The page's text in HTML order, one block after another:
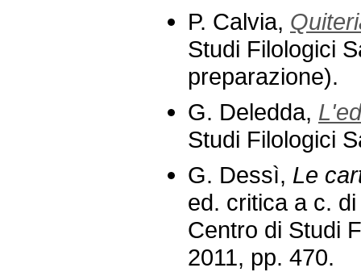
P. Calvia,
Studi Filologici
preparazione).
G. Deledda,
Studi Filologici
G. Dessì, Le
ed. critica a c.
Centro di Studi
2011, pp. 470.